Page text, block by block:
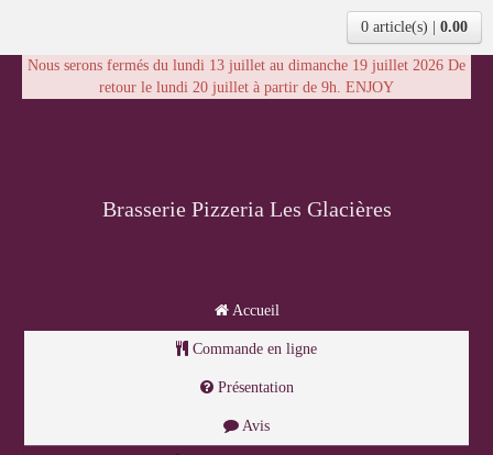
Nous serons fermés du lundi 13 juillet au dimanche 19 juillet 2026 De
retour le lundi 20 juillet à partir de 9h. ENJOY
0 article(s) 0.00
Brasserie Pizzeria Les Glacières
Accueil
Commande en ligne
Présentation
Avis